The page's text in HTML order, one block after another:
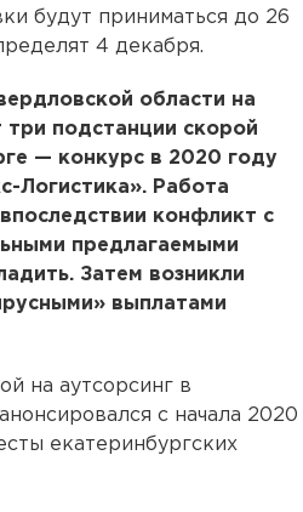
будут приниматься до 26
4 декабря.
области на
три подстанции скорой
— конкурс в 2020 году
Логистика». Работа
конфликт с
предлагаемыми
Затем возникли
выплатами
на аутсорсинг в
с начала 2020
екатеринбургских